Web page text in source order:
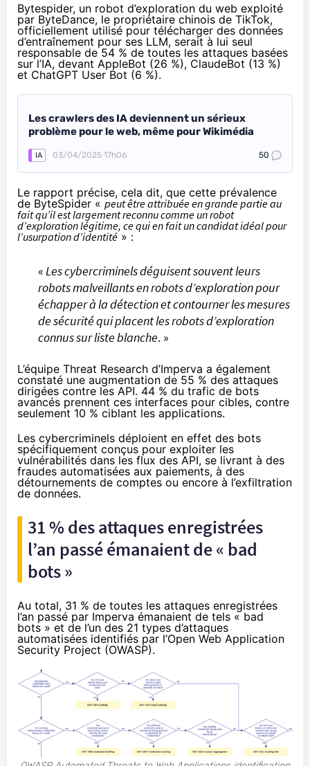
Bytespider, un robot d’exploration du web exploité
par ByteDance, le propriétaire chinois de TikTok,
officiellement utilisé pour télécharger des données
d’entraînement pour ses LLM, serait à lui seul
responsable de 54 % de toutes les attaques basées
sur l’IA, devant AppleBot (26 %), ClaudeBot (13 %)
et ChatGPT User Bot (6 %).
Les crawlers des IA deviennent un sérieux
problème pour le web, même pour Wikimédia
IA 03/04/2025 17h06 50
Le rapport précise, cela dit, que cette prévalence
de ByteSpider « peut être attribuée en grande partie au
fait qu’il est largement reconnu comme un robot
d’exploration légitime, ce qui en fait un candidat idéal pour
l’usurpation d’identité» :
« Les cybercriminels déguisent souvent leurs
robots malveillants en robots d’exploration pour
échapper à la détection et contourner les mesures
de sécurité qui placent les robots d’exploration
connus sur liste blanche. »
L’équipe Threat Research d’Imperva a également
constaté une augmentation de 55 % des attaques
dirigées contre les API. 44 % du trafic de bots
avancés prennent ces interfaces pour cibles, contre
seulement 10 % ciblant les applications.
Les cybercriminels déploient en effet des bots
spécifiquement conçus pour exploiter les
vulnérabilités dans les flux des API, se livrant à des
fraudes automatisées aux paiements, à des
détournements de comptes ou encore à l’exfiltration
de données.
31 % des attaques enregistrées
l’an passé émanaient de « bad
bots »
Au total, 31 % de toutes les attaques enregistrées
l’an passé par Imperva émanaient de tels « bad
bots » et de l’un des 21 types d’attaques
automatisées identifiés par l’Open Web Application
Security Project (OWASP).